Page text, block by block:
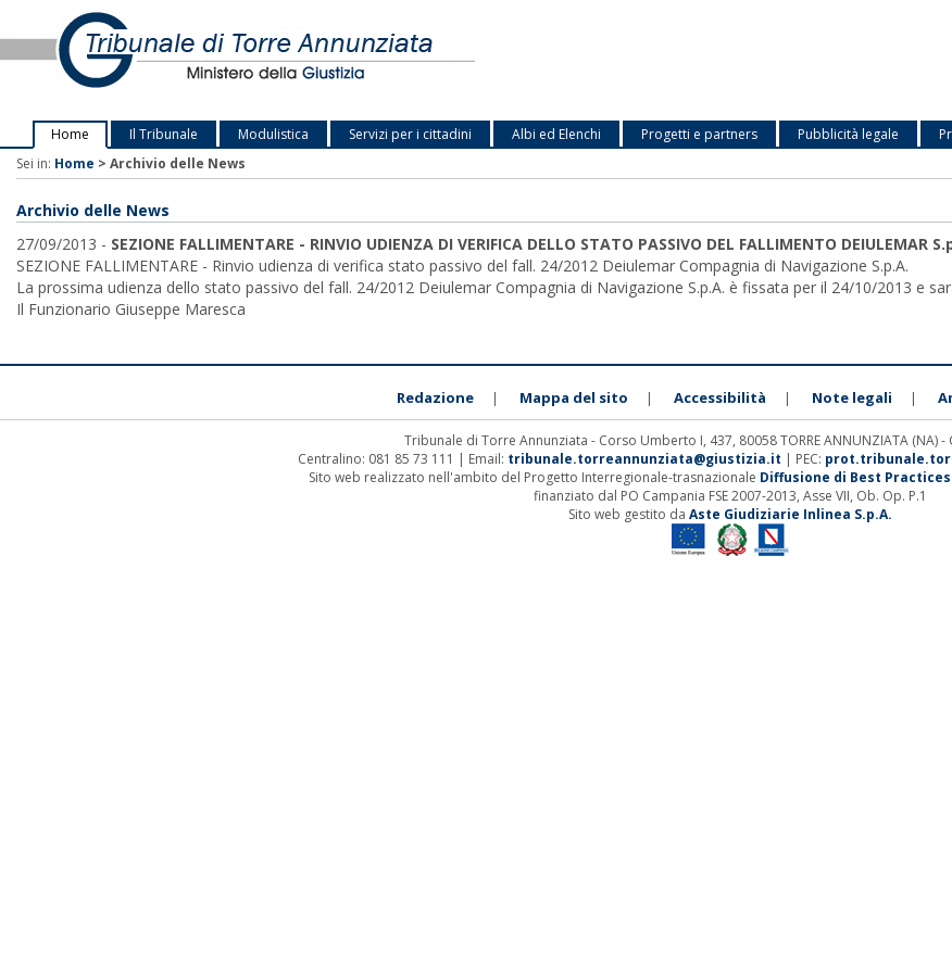
Home Il Tribunale Modulistica Servizi per i cittadini Albi ed Elenchi Progetti e partners Pubblicità legale
Sei in: Home > Archivio delle News
Archivio delle News
27/09/2013 - SEZIONE FALLIMENTARE - RINVIO UDIENZA DI VERIFICA DELLO STATO PASSIVO DEL FALLIMENTO DEIULEMAR
SEZIONE FALLIMENTARE - Rinvio udienza di verifica stato passivo del fall. 24/2012 Deiulemar Compagnia di Navigazione S.p.A.
La prossima udienza dello stato passivo del fall. 24/2012 Deiulemar Compagnia di Navigazione S.p.A. è fissata per il 24/10/2013 e
Il Funzionario Giuseppe Maresca
Redazione | Mappa del sito | Accessibilità | Note legali |
Tribunale di Torre Annunziata - Corso Umberto I, 437, 80058 TORRE ANNUNZIATA (NA) -
Centralino: 081 85 73 111 | Email: tribunale.torreannunziata@giustizia.it | PEC:
Sito web realizzato nell'ambito del Progetto Interregionale-trasnazionale Diffusione di Best
finanziato dal PO Campania FSE 2007-2013, Asse VII, Ob. Op. P.1
Sito web gestito da Aste Giudiziarie Inlinea S.p.A.